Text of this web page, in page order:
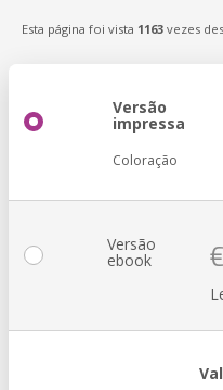
Esta página foi vista 1163 vezes
Versão
impressa
Coloração
Versão
ebook